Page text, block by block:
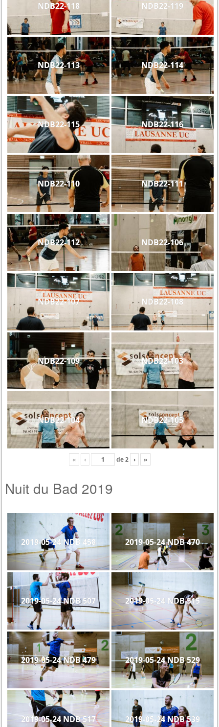
NDB22-118 NDB22-119
NDB22-113 NDB22-114
NDB22-115 NDB22-116
NDB22-110 NDB22-111
NDB22-112 NDB22-106
NDB22-107 NDB22-108
NDB22-109 NDB22-103
NDB22-104 NDB22-105
« ‹ de2 › »
Nuit du Bad 2019
2019-05-24 NDB 458 2019-05-24 NDB 470
2019-05-24 NDB 507 2019-05-24 NDB 515
2019-05-24 NDB 479 2019-05-24 NDB 529
2019-05-24 NDB 517 2019-05-24 NDB 539